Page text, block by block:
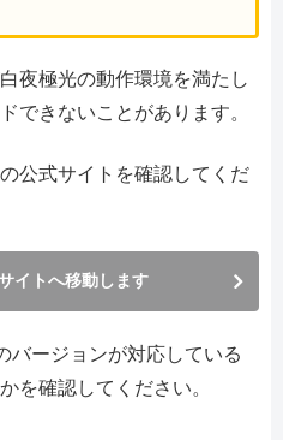
夜極光の動作環境を満たし
できないことがあります。
公式サイトを確認してくだ
イトへ移動します
バージョンが対応している
を確認してください。